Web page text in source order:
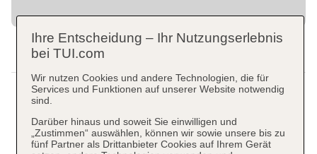
Ihre Entscheidung – Ihr Nutzungserlebnis
bei TUI.com
Wir nutzen Cookies und andere Technologien, die für
Services und Funktionen auf unserer Website notwendig
sind.
Darüber hinaus und soweit Sie einwilligen und
„Zustimmen“ auswählen, können wir sowie unsere bis zu
fünf Partner als Drittanbieter Cookies auf Ihrem Gerät